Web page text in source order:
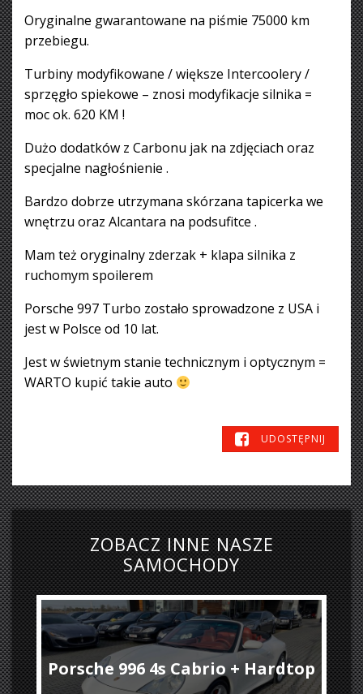
Oryginalne gwarantowane na piśmie 75000 km
przebiegu.
Turbiny modyfikowane / większe Intercoolery /
sprzęgło spiekowe – znosi modyfikacje silnika =
moc ok. 620 KM !
Dużo dodatków z Carbonu jak na zdjęciach oraz
specjalne nagłośnienie .
Bardzo dobrze utrzymana skórzana tapicerka we
wnętrzu oraz Alcantara na podsufitce .
Mam też oryginalny zderzak + klapa silnika z
ruchomym spoilerem
Porsche 997 Turbo zostało sprowadzone z USA i
jest w Polsce od 10 lat.
Jest w świetnym stanie technicznym i optycznym =
WARTO kupić takie auto
UDOSTĘPNIJ
ZOBACZ INNE NASZE
SAMOCHODY
Porsche 996 4s Cabrio + Hardtop